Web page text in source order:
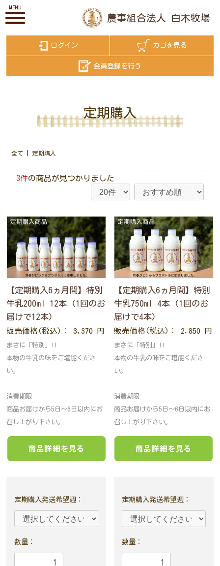
MENU
農事組合法人 白木牧場
ログイン カゴを見る
会員登録を行う
定期購入
全て 定期購入
3件の商品が見つかりました
【定期購入6ヵ月間】特別
牛乳200ml 12本 (1回のお
届けで12本)
販売価格(税込)： 3,370 円
まさに「特別」!!
本物の牛乳の味をご堪能くださ
い。
消費期限
商品お届けから5日〜6日以内にお
召し上がり下さい。
定期購入発送希望週 ：
数量：
【定期購入6ヵ月間】特別
牛乳750ml 4本 (1回のお
届けで4本)
販売価格(税込)： 2,850 円
まさに「特別」!!
本物の牛乳の味をご堪能くださ
い。
消費期限
商品お届けから5日〜6日以内にお
召し上がり下さい。
定期購入発送希望週：
数量：